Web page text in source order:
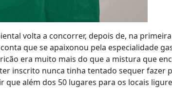
volta a concorrer, depois de, na
que se apaixonou pela especialidade
era muito mais do que a mistura que
inscrito nunca tinha tentado sequer fazer
além dos 50 lugares para os locais